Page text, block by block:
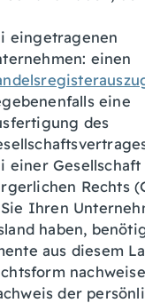
eingetragenen
einen
eine
des
einer Gesellschaft
Rechts
Ihren
haben,
aus diesem
der